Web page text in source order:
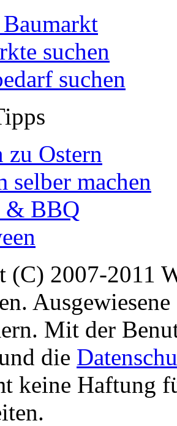
suchen
suchen
zu Ostern
selber machen
& BBQ
(C) 2007-2011
Mit der
die
keine Haftung